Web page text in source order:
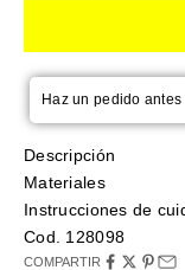
Haz un pedido
Descripción
Materiales
Instrucciones de
Cod. 128098
COMPARTIR